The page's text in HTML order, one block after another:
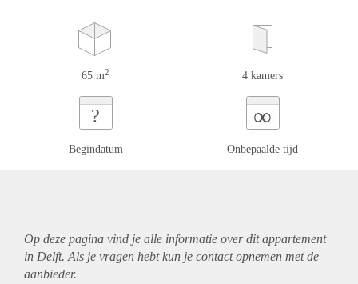
65 m2 4 kamers
?
Begindatum
∞
Onbepaalde tijd
Op deze pagina vind je alle informatie over ditappartement
in Delft. Als je vragen hebt kun je contact opnemen met de
aanbieder.